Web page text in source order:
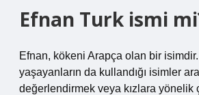
Efnan Turk ismi
Efnan, kökeni Arapça olan bir
yaşayanların da kullandığı isimler
değerlendirmek veya kızlara yönelik